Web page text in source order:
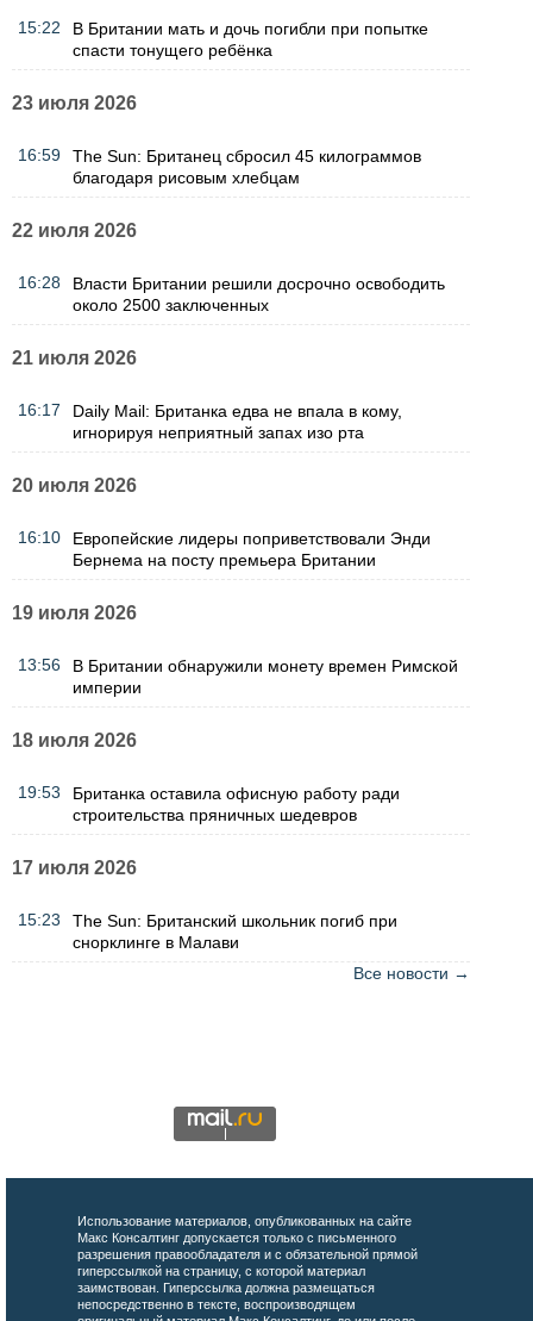
15:22
В Британии мать и дочь погибли при попытке
спасти тонущего ребёнка
23 июля 2026
16:59
The Sun: Британец сбросил 45 килограммов
благодаря рисовым хлебцам
22 июля 2026
16:28
Власти Британии решили досрочно освободить
около 2500 заключенных
21 июля 2026
16:17
Daily Mail: Британка едва не впала в кому,
игнорируя неприятный запах изо рта
20 июля 2026
16:10
Европейские лидеры поприветствовали Энди
Бернема на посту премьера Британии
19 июля 2026
13:56
В Британии обнаружили монету времен Римской
империи
18 июля 2026
19:53
Британка оставила офисную работу ради
строительства пряничных шедевров
17 июля 2026
15:23
The Sun: Британский школьник погиб при
снорклинге в Малави
Все новости →
Использование материалов, опубликованных на сайте
Макс Консалтинг допускается только с письменного
разрешения правообладателя и с обязательной прямой
гиперссылкой на страницу, с которой материал
заимствован. Гиперссылка должна размещаться
непосредственно в тексте, воспроизводящем